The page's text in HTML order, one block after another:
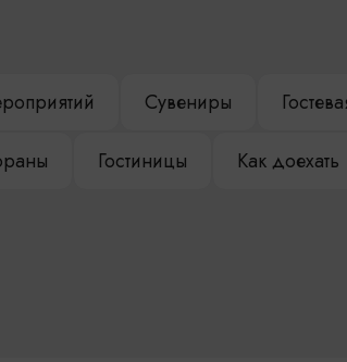
Сувениры
Гостиницы Как доехать